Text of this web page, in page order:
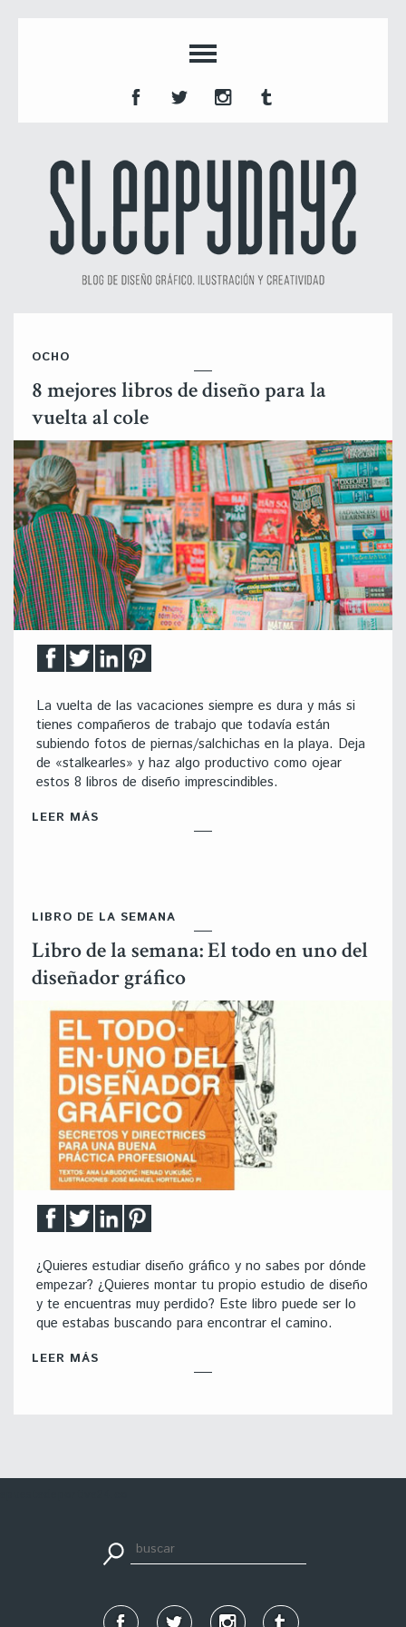
OCHO
8 mejores libros de diseño para la
vuelta al cole
La vuelta de las vacaciones siempre es dura y más si
tienes compañeros de trabajo que todavía están
subiendo fotos de piernas/salchichas en la playa. Deja
de «stalkearles» y haz algo productivo como ojear
estos 8 libros de diseño imprescindibles.
LEER MÁS
LIBRO DE LA SEMANA
Libro de la semana: El todo en uno del
diseñador gráfico
¿Quieres estudiar diseño gráfico y no sabes por dónde
empezar? ¿Quieres montar tu propio estudio de diseño
y te encuentras muy perdido? Este libro puede ser lo
que estabas buscando para encontrar el camino.
LEER MÁS